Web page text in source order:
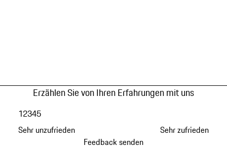
Erzählen Sie von Ihren Erfahrungen mit uns
Sehr unzufrieden
12345
Sehr zufrieden
Feedback senden